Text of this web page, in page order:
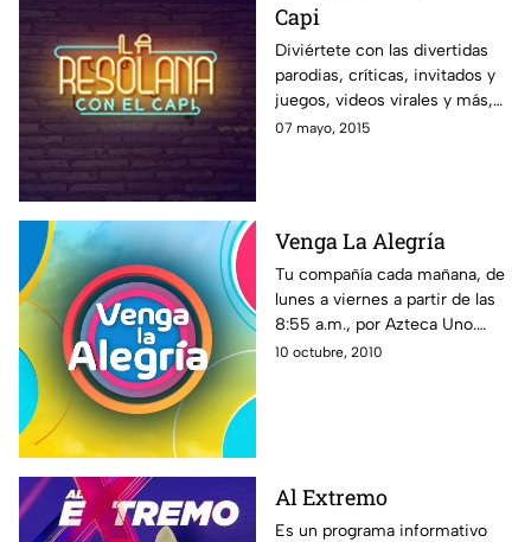
Capi
Diviértete con las divertidas
parodias, críticas, invitados y
juegos, videos virales y más,
con el estilo único de El Capi
07 mayo, 2015
Venga La Alegría
Tu compañía cada mañana, de
lunes a viernes a partir de las
8:55 a.m., por Azteca Uno.
Toda la familia de VLA te
10 octubre, 2010
Al Extremo
Es un programa informativo